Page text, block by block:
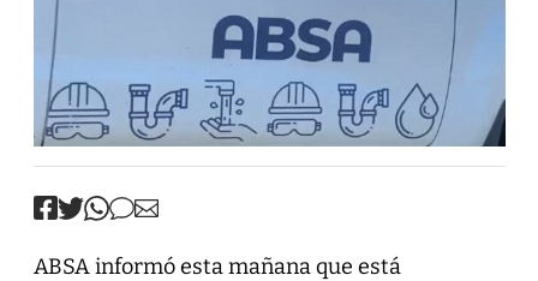
ABSA informó esta mañana que está